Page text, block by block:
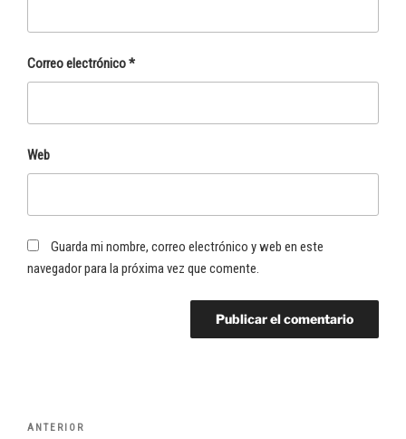
Correo electrónico*
Web
Guarda mi nombre, correo electrónico y web en este
navegador para la próxima vez que comente.
Navegación
Entrada
ANTERIOR